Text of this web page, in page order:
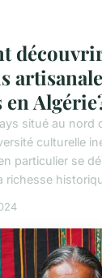
en
situé au nord
culturelle
particulier se
richesse